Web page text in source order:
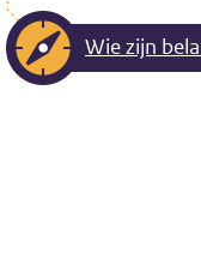
Wie zijn